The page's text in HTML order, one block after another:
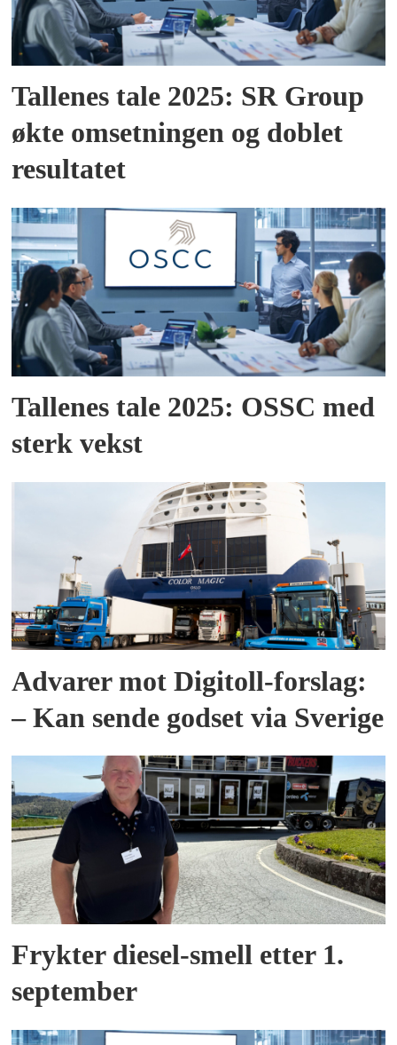
Tallenes tale 2025: SR Group
økte omsetningen og doblet
resultatet
Tallenes tale 2025: OSSC med
sterk vekst
Advarer mot Digitoll-forslag:
– Kan sende godset via Sverige
Frykter diesel-smell etter 1.
september